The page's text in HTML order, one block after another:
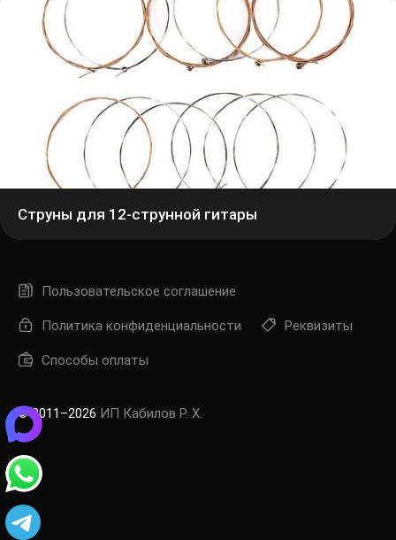
Струны для 12-струнной гитары
Пользовательское соглашение
Политика конфиденциальности Реквизиты
Способы оплаты
© 2011–2026 ИП Кабилов Р. Х.